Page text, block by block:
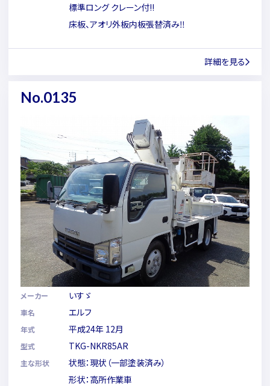
標準ロング クレーン付!!
床板、アオリ外板内板張替済み‼
詳細を見る
No.0135
メーカー いすゞ
車名 エルフ
年式 平成24年 12月
型式 TKG-NKR85AR
主な形状
状態：現状（一部塗装済み）
形状：高所作業車